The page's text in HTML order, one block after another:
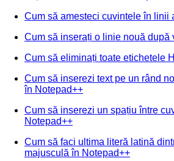
Cum să amesteci cuvintele în linii
Cum să inserați o linie nouă după
Cum să eliminați toate etichetele
Cum să inserezi text pe un rând
în Notepad++
Cum să inserezi un spațiu între
Notepad++
Cum să faci ultima literă latină
majusculă în Notepad++